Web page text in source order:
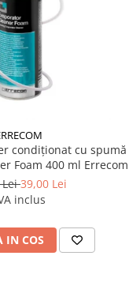
condiționat cu spumă
Foam 400 ml Errecom
Lei39,00 Lei
inclus
IN COS